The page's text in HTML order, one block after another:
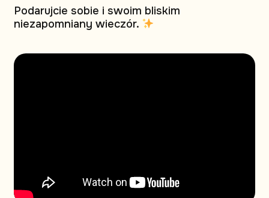
Podarujcie sobie i swoim bliskim
niezapomniany wieczór.